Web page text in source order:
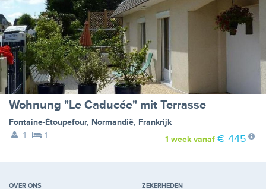
Wohnung "Le Caducée" mit Terrasse
Fontaine-Étoupefour, Normandië, Frankrijk
1
1 1 weekvanaf € 445
OVER ONS ZEKERHEDEN